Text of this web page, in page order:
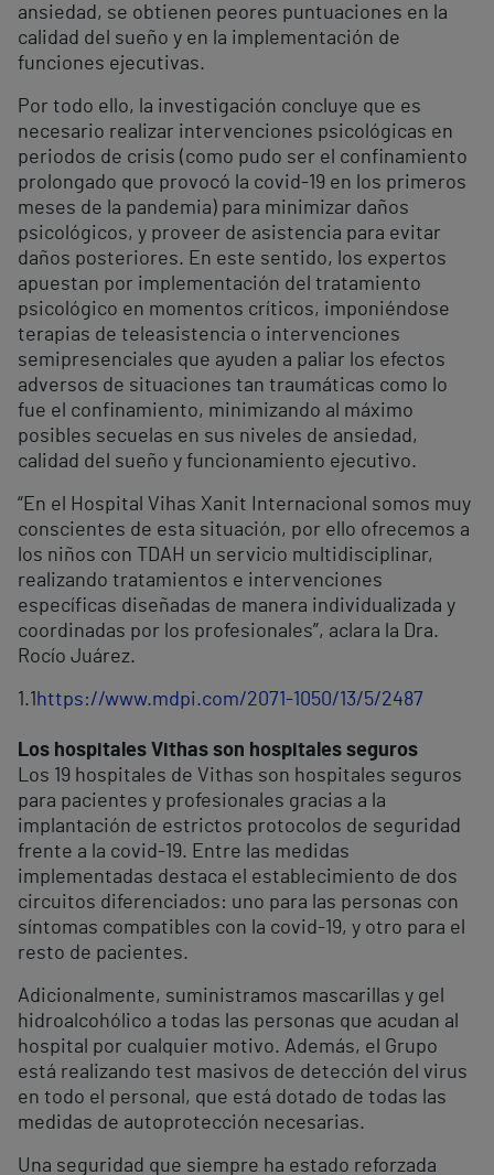
ansiedad, se obtienen peores puntuaciones en la
calidad del sueño y en la implementación de
funciones ejecutivas.
Por todo ello, la investigación concluye que es
necesario realizar intervenciones psicológicas en
periodos de crisis (como pudo ser el confinamiento
prolongado que provocó la covid-19 en los primeros
meses de la pandemia) para minimizar daños
psicológicos, y proveer de asistencia para evitar
daños posteriores. En este sentido, los expertos
apuestan por implementación del tratamiento
psicológico en momentos críticos, imponiéndose
terapias de teleasistencia o intervenciones
semipresenciales que ayuden a paliar los efectos
adversos de situaciones tan traumáticas como lo
fue el confinamiento, minimizando al máximo
posibles secuelas en sus niveles de ansiedad,
calidad del sueño y funcionamiento ejecutivo.
“En el Hospital Vihas Xanit Internacional somos muy
conscientes de esta situación, por ello ofrecemos a
los niños con TDAH un servicio multidisciplinar,
realizando tratamientos e intervenciones
específicas diseñadas de manera individualizada y
coordinadas por los profesionales”, aclara la Dra.
Rocío Juárez.
1.1 https://www.mdpi.com/2071-1050/13/5/2487
Los hospitales Vithas son hospitales seguros
Los 19 hospitales de Vithas son hospitales seguros
para pacientes y profesionales gracias a la
implantación de estrictos protocolos de seguridad
frente a la covid-19. Entre las medidas
implementadas destaca el establecimiento de dos
circuitos diferenciados: uno para las personas con
síntomas compatibles con la covid-19, y otro para el
resto de pacientes.
Adicionalmente, suministramos mascarillas y gel
hidroalcohólico a todas las personas que acudan al
hospital por cualquier motivo. Además, el Grupo
está realizando test masivos de detección del virus
en todo el personal, que está dotado de todas las
medidas de autoprotección necesarias.
Una seguridad que siempre ha estado reforzada